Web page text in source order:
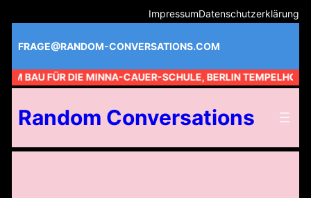
Inhalt
springen
ImpressumDatenschutzerklärung
FRAGE@RANDOM-CONVERSATIONS.COM
AM BAU FÜR DIE MINNA-CAUER-SCHULE, BERLIN TEMPELHOF //
Random Conversations